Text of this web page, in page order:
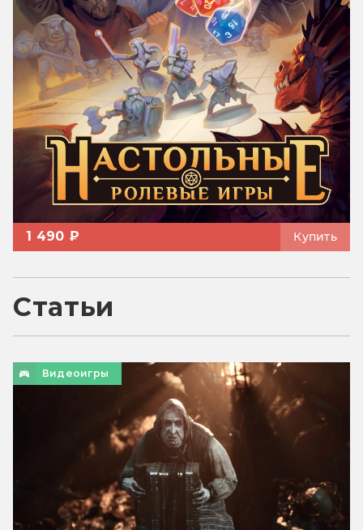
1 490 ₽ Купить
Статьи
Видеоигры